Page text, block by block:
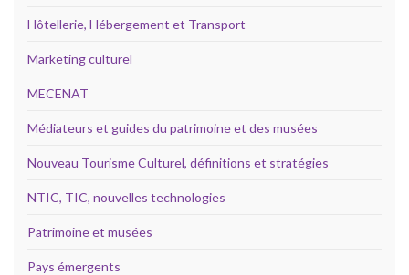
Hôtellerie, Hébergement et Transport
Marketing culturel
MECENAT
Médiateurs et guides du patrimoine et des musées
Nouveau Tourisme Culturel, définitions et stratégies
NTIC, TIC, nouvelles technologies
Patrimoine et musées
Pays émergents